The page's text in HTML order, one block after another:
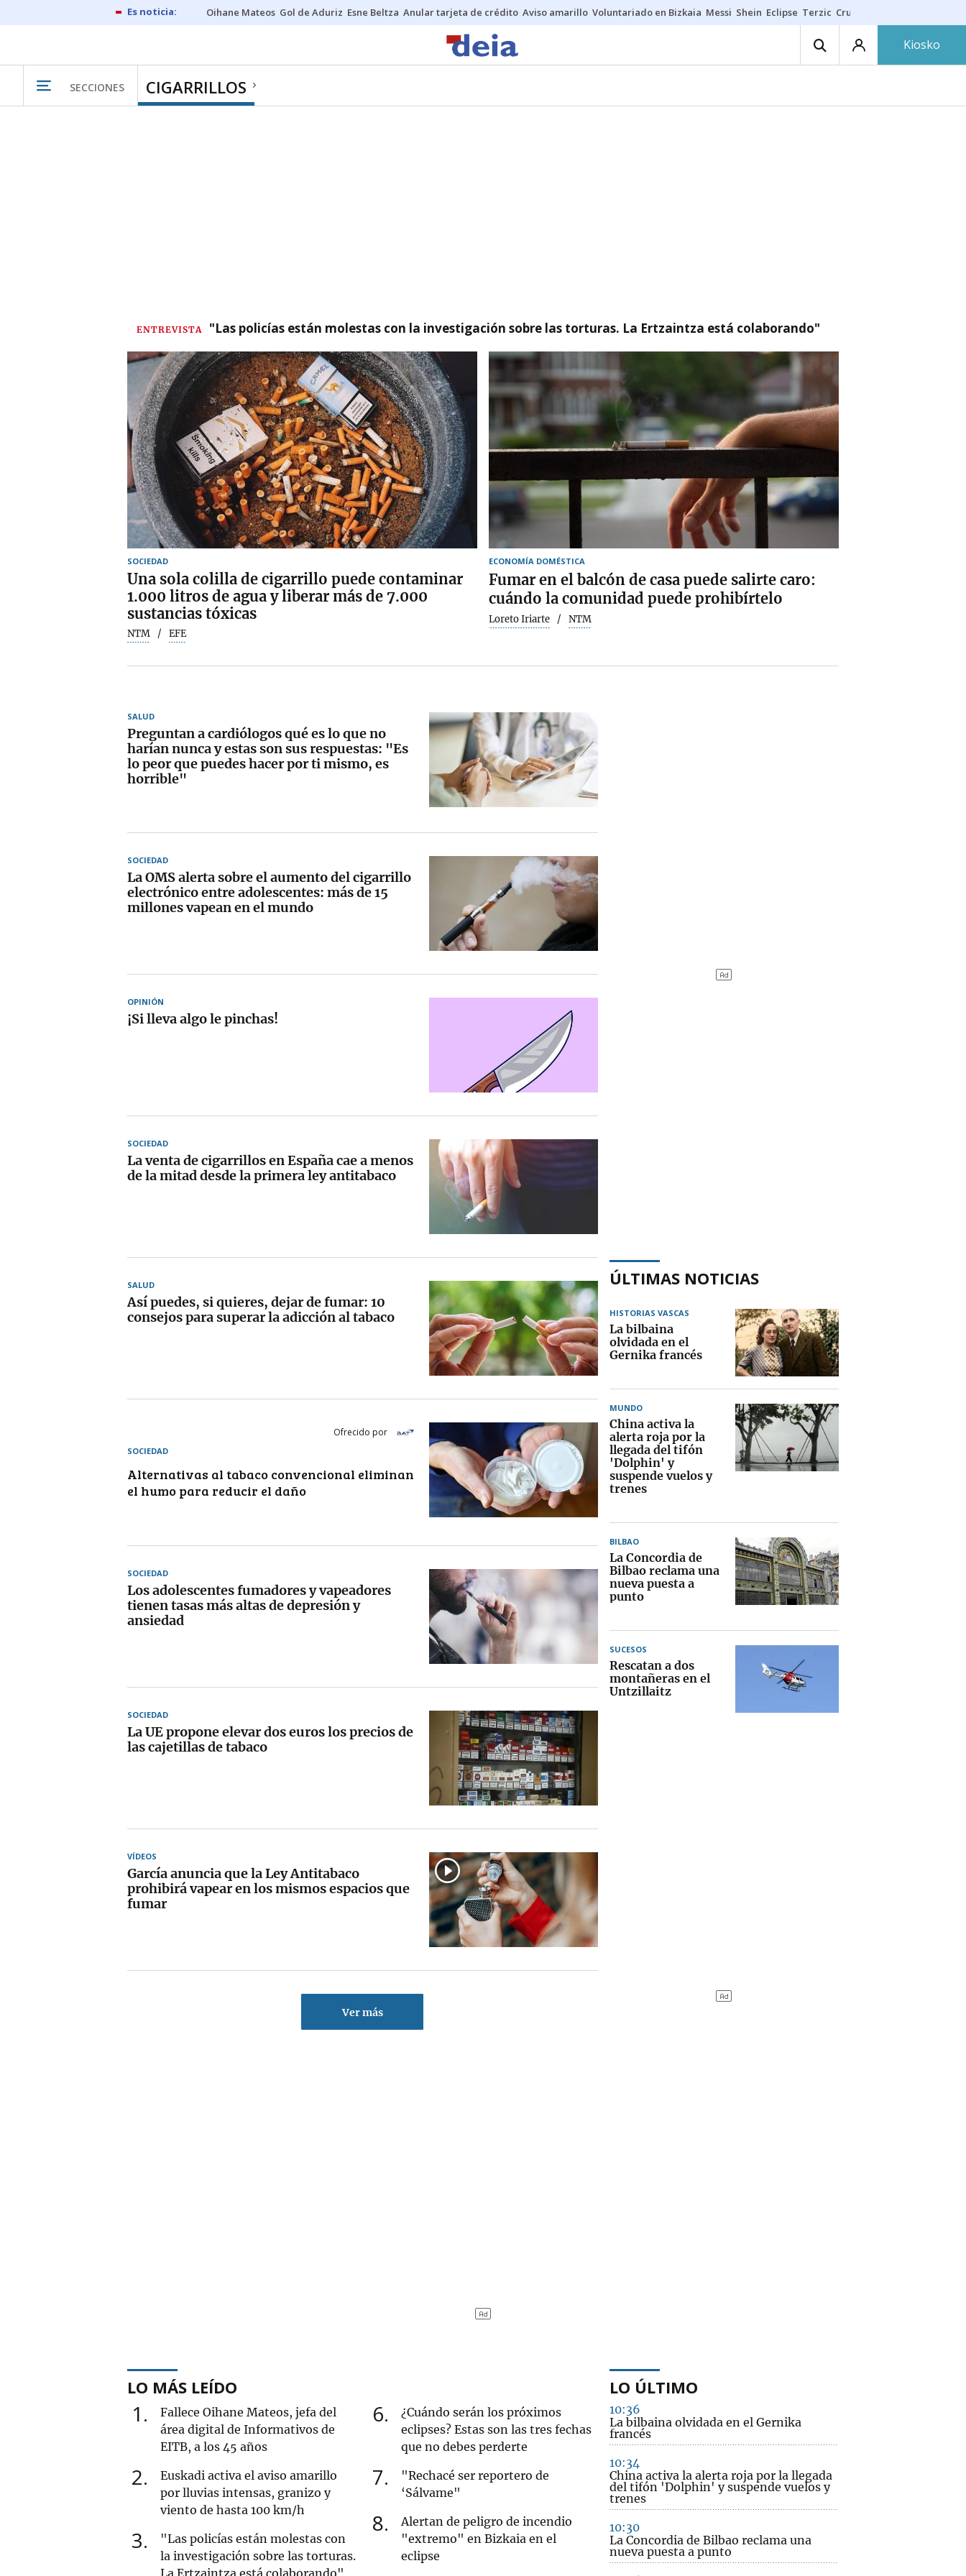
Oihane Mateos Gol de Aduriz Esne Beltza Anular tarjeta de crédito Aviso amarillo Voluntariado en Bizkaia Messi Shein Eclipse Terzic Cruz Gorbeia
Kiosko
SECCIONES CIGARRILLOS
ENTREVISTA "Las policías están molestas con la investigación sobre las torturas. La Ertzaintza está colaborando"
SOCIEDAD
Una sola colilla de cigarrillo puede contaminar
1.000 litros de agua y liberar más de 7.000
sustancias tóxicas
NTM EFE
ECONOMÍA DOMÉSTICA
Fumar en el balcón de casa puede salirte caro:
cuándo la comunidad puede prohibírtelo
Loreto Iriarte NTM
SALUD
Preguntan a cardiólogos qué es lo que no
harían nunca y estas son sus respuestas: "Es
lo peor que puedes hacer por ti mismo, es
horrible"
SOCIEDAD
La OMS alerta sobre el aumento del cigarrillo
electrónico entre adolescentes: más de 15
millones vapean en el mundo
OPINIÓN
¡Si lleva algo le pinchas!
SOCIEDAD
La venta de cigarrillos en España cae a menos
de la mitad desde la primera ley antitabaco
SALUD
Así puedes, si quieres, dejar de fumar: 10
consejos para superar la adicción al tabaco
Ofrecido por
SOCIEDAD
Alternativas al tabaco convencional eliminan
el humo para reducir el daño
SOCIEDAD
Los adolescentes fumadores y vapeadores
tienen tasas más altas de depresión y
ansiedad
SOCIEDAD
La UE propone elevar dos euros los precios de
las cajetillas de tabaco
VÍDEOS
García anuncia que la Ley Antitabaco
prohibirá vapear en los mismos espacios que
fumar
Ver más
ÚLTIMAS NOTICIAS
HISTORIAS VASCAS
La bilbaina
olvidada en el
Gernika francés
MUNDO
China activa la
alerta roja por la
llegada del tifón
'Dolphin' y
suspende vuelos y
trenes
BILBAO
La Concordia de
Bilbao reclama una
nueva puesta a
punto
SUCESOS
Rescatan a dos
montañeras en el
Untzillaitz
LO MÁS LEÍDO
1
Fallece Oihane Mateos, jefa del
área digital de Informativos de
EITB, a los 45 años
2
Euskadi activa el aviso amarillo
por lluvias intensas, granizo y
viento de hasta 100 km/h
3
"Las policías están molestas con
la investigación sobre las torturas.
La Ertzaintza está colaborando"
6
¿Cuándo serán los próximos
eclipses? Estas son las tres fechas
que no debes perderte
7
"Rechacé ser reportero de
‘Sálvame"
8
Alertan de peligro de incendio
"extremo" en Bizkaia en el
eclipse
LO ÚLTIMO
10:36
La bilbaina olvidada en el Gernika
francés
10:34
China activa la alerta roja por la llegada
del tifón 'Dolphin' y suspende vuelos y
trenes
10:30
La Concordia de Bilbao reclama una
nueva puesta a punto